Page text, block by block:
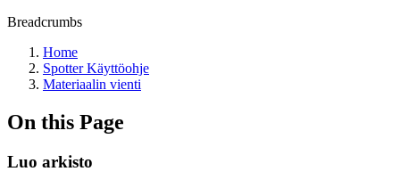
Breadcrumbs
Home
Spotter Käyttöohje
Materiaalin vienti
On this Page
Luo arkisto